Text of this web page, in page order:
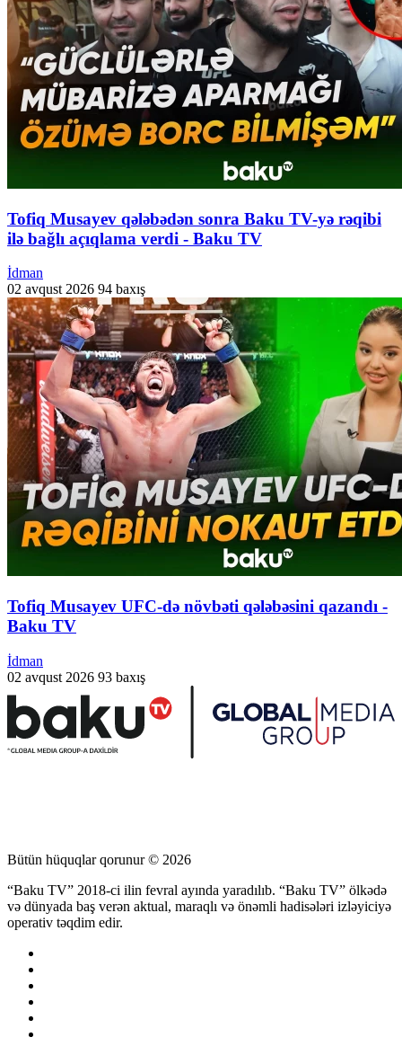
Tofiq Musayev qələbədən sonra Baku TV-yə rəqibi
ilə bağlı açıqlama verdi - Baku TV
İdman
02 avqust 2026 94 baxış
Tofiq Musayev UFC-də növbəti qələbəsini qazandı -
Baku TV
İdman
02 avqust 2026 93 baxış
Bütün hüquqlar qorunur © 2026
“Baku TV” 2018-ci ilin fevral ayında yaradılıb. “Baku TV” ölkədə
və dünyada baş verən aktual, maraqlı və önəmli hadisələri izləyiciyə
operativ təqdim edir.